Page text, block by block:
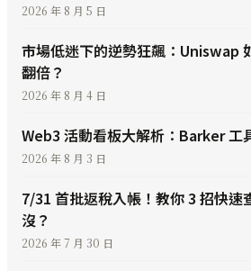
2026 年 8 月 5 日
市場低迷下的逆勢狂飆：Uniswap
翻倍？
2026 年 8 月 4 日
Web3 活動看板大解析：Barker 工
2026 年 8 月 3 日
7/31 首批返稅入帳！教你 3 招快速
沒？
2026 年 7 月 30 日